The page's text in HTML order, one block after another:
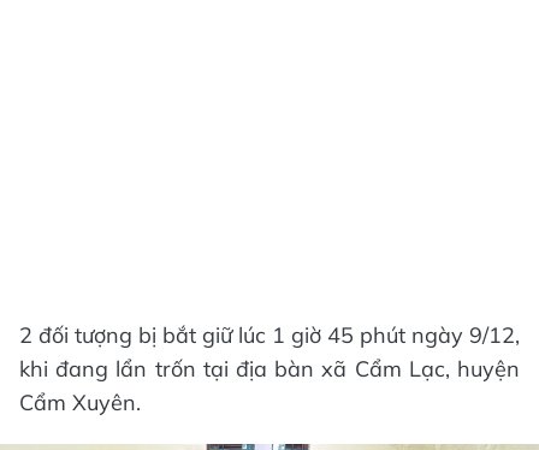
2 đối tượng bị bắt giữ lúc 1 giờ 45 phút ngày 9/12,
khi đang lẩn trốn tại địa bàn xã Cẩm Lạc, huyện
Cẩm Xuyên.